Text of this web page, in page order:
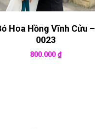
Hoa Hồng Vĩnh Cửu –
0023
800.000 ₫